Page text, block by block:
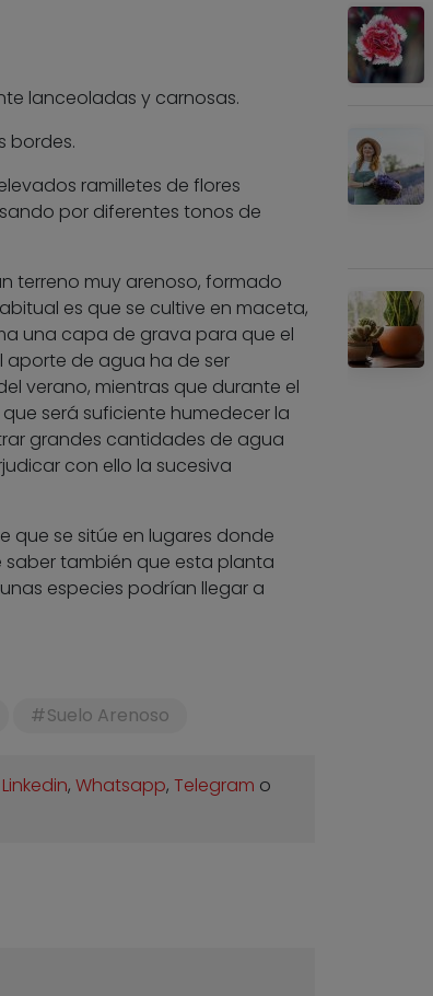
lanceoladas y carnosas.
bordes.
ramilletes de flores
por diferentes tonos de
terreno muy arenoso, formado
es que se cultive en maceta,
una capa de grava para que el
aporte de agua ha de ser
verano, mientras que durante el
será suficiente humedecer la
grandes cantidades de agua
con ello la sucesiva
que se sitúe en lugares donde
también que esta planta
especies podrían llegar a
Suelo Arenoso
Linkedin,Whatsapp,Telegram o